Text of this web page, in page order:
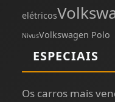
elétricos
NivusVolkswagen Polo
ESPECIAIS
Os carros mais